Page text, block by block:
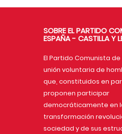
SOBRE EL PARTIDO
ESPAÑA - CASTILLA Y
El Partido Comunista de
unión voluntaria de
que, constituidos en
proponen participar
democráticamente en
transformación
sociedad y de sus